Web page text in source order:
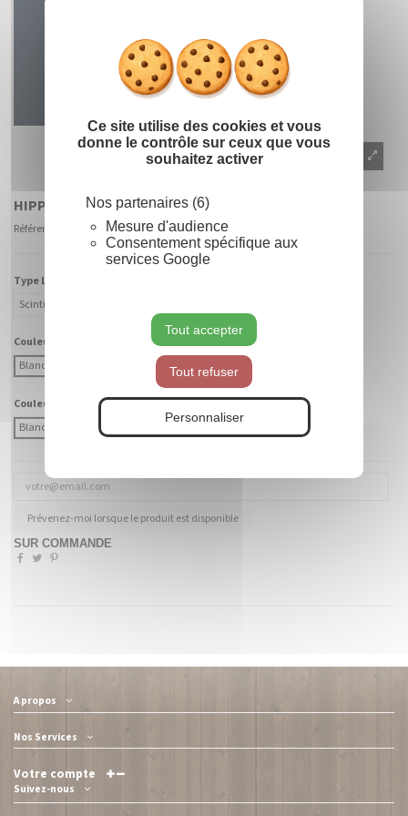
Ce site utilise des cookies et vous
donne le contrôle sur ceux que vous
souhaitez activer
Nos partenaires (6)
Mesure d'audience
Consentement spécifique aux
services Google
Tout accepter
Tout refuser
Personnaliser
HIPPOCAMPE 2D
Référence 900575 - CABF-BC
Type Lumière :
Scintillant
Couleur Lumière :
Blanc Chaud
Couleur Fibre :
Blanc
Coloré (à préciser)
Prévenez-moi lorsque le produit est disponible
SUR COMMANDE
A propos
Nos Services
Votre compte
Suivez-nous